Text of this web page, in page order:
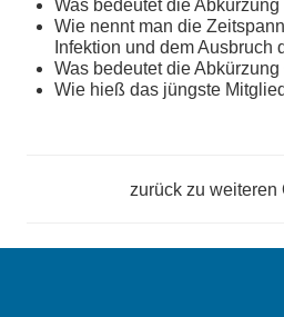
Was bedeutet die
Wie nennt man die
Infektion und dem Ausbruch
Was bedeutet die
Wie hieß das jüngste
zurück zu weiteren